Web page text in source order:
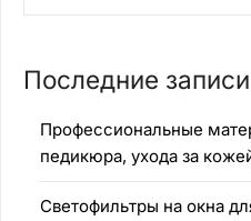
Последние записи
Профессиональные
педикюра, ухода за
Светофильтры на окна